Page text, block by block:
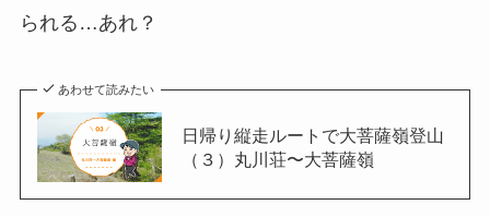
られる…あれ？
あわせて読みたい
日帰り縦走ルートで大菩薩嶺登山
（３）丸川荘〜大菩薩嶺